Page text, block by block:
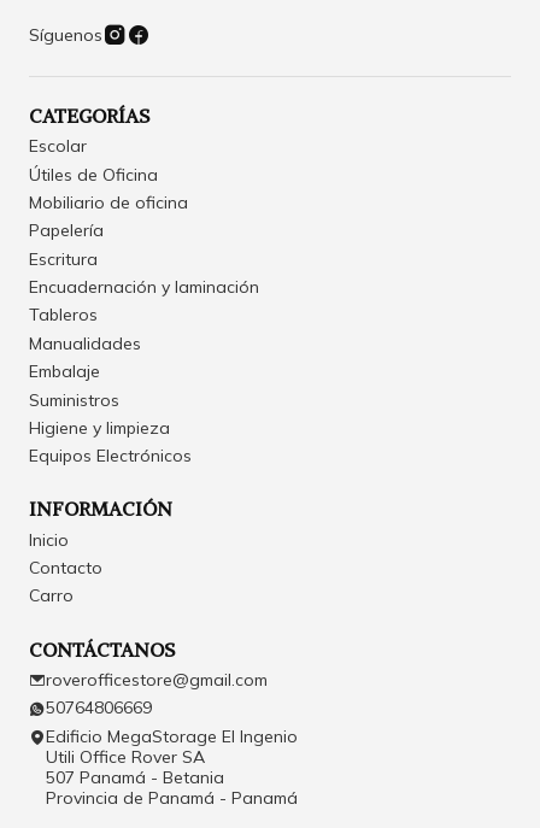
Síguenos
CATEGORÍAS
Escolar
Útiles de Oficina
Mobiliario de oficina
Papelería
Escritura
Encuadernación y laminación
Tableros
Manualidades
Embalaje
Suministros
Higiene y limpieza
Equipos Electrónicos
INFORMACIÓN
Inicio
Contacto
Carro
CONTÁCTANOS
roverofficestore@gmail.com
50764806669
Edificio MegaStorage El Ingenio
Utili Office Rover SA
507 Panamá - Betania
Provincia de Panamá - Panamá